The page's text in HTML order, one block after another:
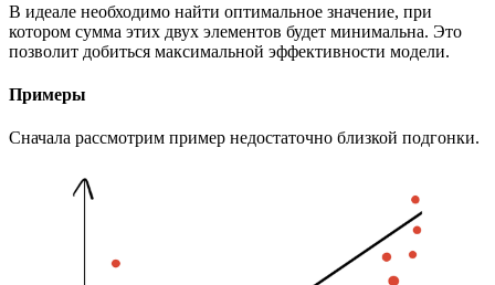
В идеале необходимо найти оптимальное значение, при
котором сумма этих двух элементов будет минимальна. Это
позволит добиться максимальной эффективности модели.
Примеры
Сначала рассмотрим пример недостаточно близкой подгонки.